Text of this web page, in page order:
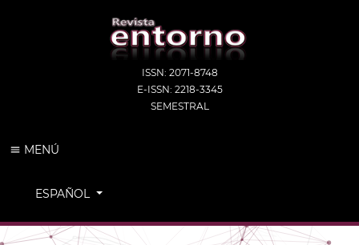
ISSN: 2071-8748
E-ISSN: 2218-3345
SEMESTRAL
MENÚ
CAMBIAR EL IDIOMA. EL IDIOMA ACTUAL ES:
ESPAÑOL